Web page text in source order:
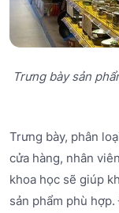
Trưng bày sản
Trưng bày, phân
cửa hàng, nhân
khoa học sẽ giúp
sản phẩm phù